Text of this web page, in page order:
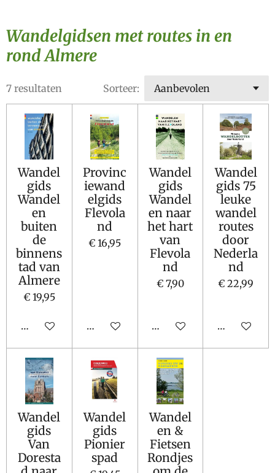
Wandelgidsen met routes in en
rond Almere
7 resultaten Sorteer:
Wandel
gids
Wandel
en
buiten
de
binnens
tad van
Almere
€ 19,95
In winkelwagen
Provinc
iewand
elgids
Flevola
nd
€ 16,95
In winkelwagen
Wandel
gids
Wandel
en naar
het hart
van
Flevola
nd
€ 7,90
In winkelwagen
Wandel
gids 75
leuke
wandel
routes
door
Nederla
nd
€ 22,99
In
Wandel
gids
Van
Doresta
Wandel
gids
Pionier
spad
Wandel
en &
Fietsen
Rondjes